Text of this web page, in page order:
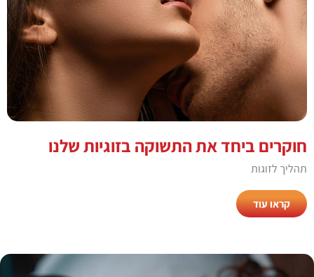
חוקרים ביחד את התשוקה בזוגיות שלנו
תהליך לזוגות
קראו עוד